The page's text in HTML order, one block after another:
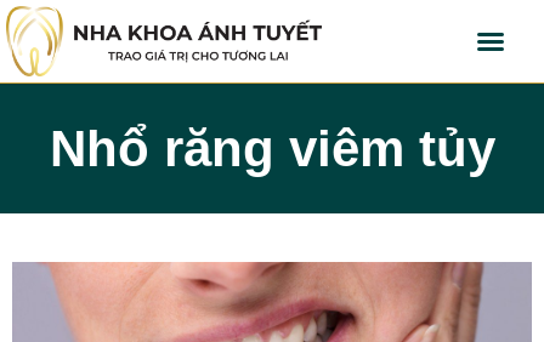
Nhổ răng viêm tủy